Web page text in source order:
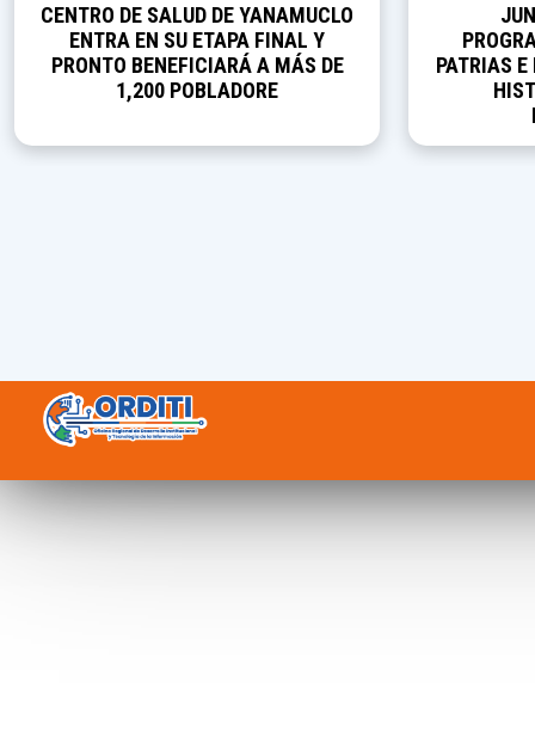
CENTRO DE SALUD DE YANAMUCLO
ENTRA EN SU ETAPA FINAL Y
PRONTO BENEFICIARÁ A MÁS DE
1,200 POBLADORE
PATRIAS